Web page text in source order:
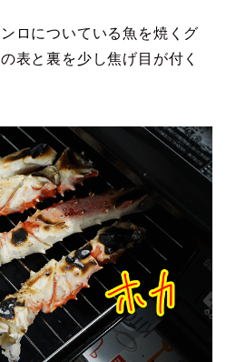
ロについている魚を焼くグ
表と裏を少し焦げ目が付く